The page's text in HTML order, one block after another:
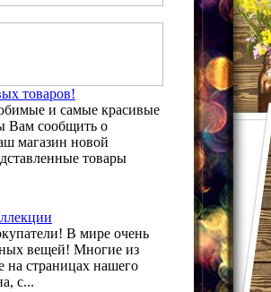
товаров!
и самые красивые
Вам сообщить о
магазин новой
товары
В мире очень
вещей! Многие из
на страницах нашего
с...